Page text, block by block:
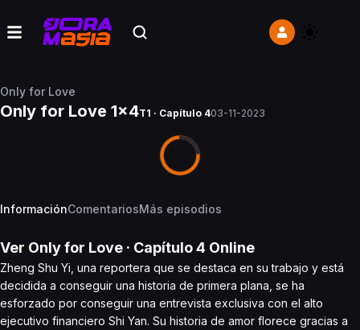
Only for Love
Only for Love 1x4T1 · Capítulo 403-11-2023
InformaciónComentariosMás episodios
Ver Only for Love · Capítulo4 Online
Zheng Shu Yi, una reportera que se destaca en su trabajo y está
decidida a conseguir una historia de primera plana, se ha
esforzado por conseguir una entrevista exclusiva con el alto
ejecutivo financiero Shi Yan. Su historia de amor florece gracias a